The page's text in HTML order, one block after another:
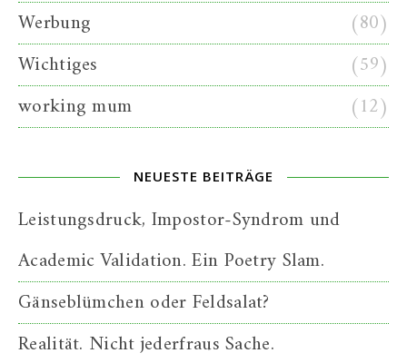
Werbung
(80)
Wichtiges
(59)
working mum
(12)
NEUESTE BEITRÄGE
Leistungsdruck, Impostor-Syndrom und
Academic Validation. Ein Poetry Slam.
Gänseblümchen oder Feldsalat?
Realität. Nicht jederfraus Sache.